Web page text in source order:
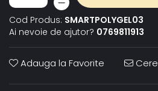
Cod Produs: SMARTPOLYGEL03
Ai nevoie de ajutor? 0769811913
Adauga la Favorite